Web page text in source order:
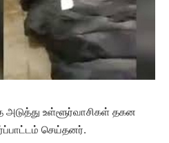
அடுத்து உள்ளூர்வாசிகள் தகன
செய்தனர்.